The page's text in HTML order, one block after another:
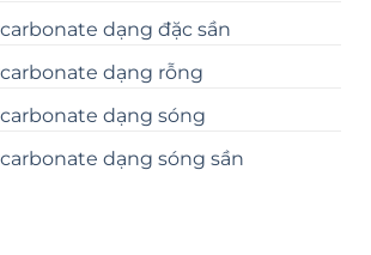
dạng đặc sần
dạng rỗng
dạng sóng
dạng sóng sần